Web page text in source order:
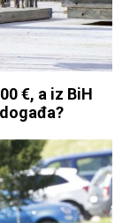
€, a iz BiH